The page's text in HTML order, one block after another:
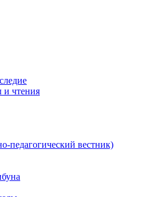
и чтения
педагогический вестник)